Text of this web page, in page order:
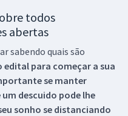
todos
abertas
sabendo quais são
edital para começar a sua
se manter
descuido pode lhe
sonho se distanciando